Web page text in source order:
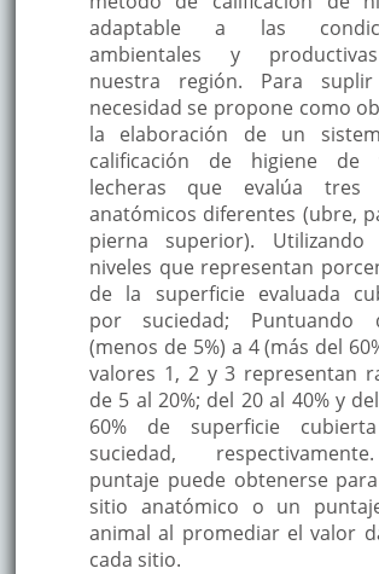
adaptable a las
ambientales y
nuestra región. Para
necesidad se propone como
la elaboración de un
calificación de higiene de
lecheras que evalúa tres
anatómicos diferentes (ubre,
pierna superior). Utilizando
niveles que representan
de la superficie evaluada
por suciedad; Puntuando
(menos de 5%) a 4 (más del
valores 1, 2 y 3 representan
de 5 al 20%; del 20 al 40% y
60% de superficie
suciedad,
puntaje puede obtenerse
sitio anatómico o un
animal al promediar el valor
cada sitio.